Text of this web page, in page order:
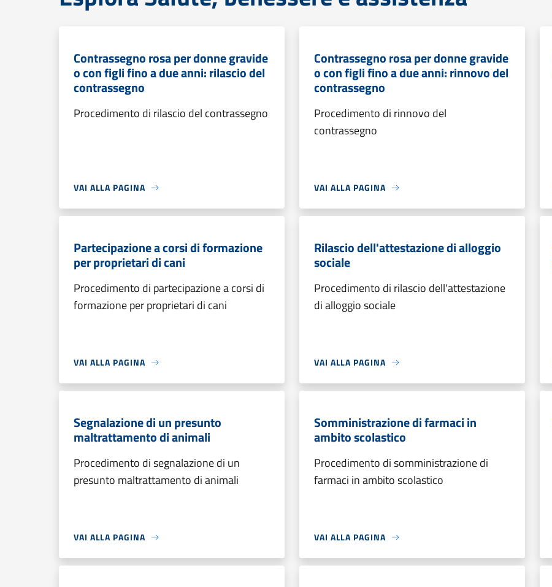
Contrassegno rosa per donne gravide
o con figli fino a due anni: rilascio del
contrassegno
Procedimento di rilascio del contrassegno
VAI ALLA PAGINA
Contrassegno rosa per donne gravide
o con figli fino a due anni: rinnovo del
contrassegno
Procedimento di rinnovo del
contrassegno
VAI ALLA PAGINA
Partecipazione a corsi di formazione
per proprietari di cani
Procedimento di partecipazione a corsi di
formazione per proprietari di cani
VAI ALLA PAGINA
Rilascio dell'attestazione di alloggio
sociale
Procedimento di rilascio dell'attestazione
di alloggio sociale
VAI ALLA PAGINA
Segnalazione di un presunto
maltrattamento di animali
Procedimento di segnalazione di un
presunto maltrattamento di animali
VAI ALLA PAGINA
Somministrazione di farmaci in
ambito scolastico
Procedimento di somministrazione di
farmaci in ambito scolastico
VAI ALLA PAGINA